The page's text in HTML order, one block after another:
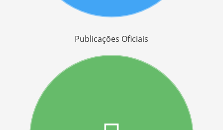
Publicações Oficiais